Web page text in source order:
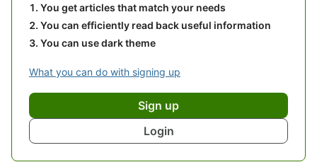
You get articles that match your needs
You can efficiently read back useful information
You can use dark theme
What you can do with signing up
Sign up
Login